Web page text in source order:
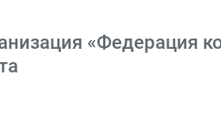
«Федерация